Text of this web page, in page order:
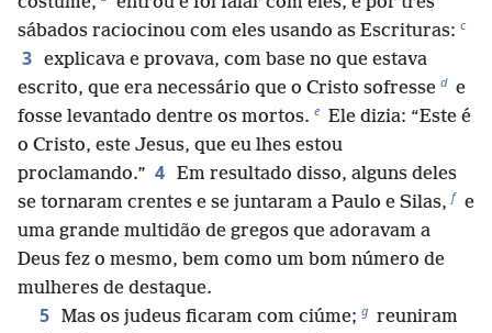
sábados raciocinou com eles usando as Escrituras: c
3 explicava e provava, com base no que estava
escrito, que era necessário que o Cristo sofresse d e
fosse levantado dentre os mortos. e Ele dizia: “Este é
o Cristo, este Jesus, que eu lhes estou
proclamando.” 4 Em resultado disso, alguns deles
se tornaram crentes e se juntaram a Paulo e Silas, f e
uma grande multidão de gregos que adoravam a
Deus fez o mesmo, bem como um bom número de
mulheres de destaque.
5 Mas os judeus ficaram com ciúme; g reuniram